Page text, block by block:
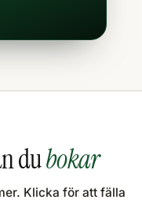
dubokar
Klicka för att fälla